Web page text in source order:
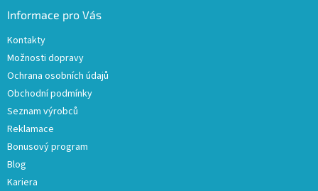
Informace pro Vás
Kontakty
Možnosti dopravy
Ochrana osobních údajů
Obchodní podmínky
Seznam výrobců
Reklamace
Bonusový program
Blog
Kariera